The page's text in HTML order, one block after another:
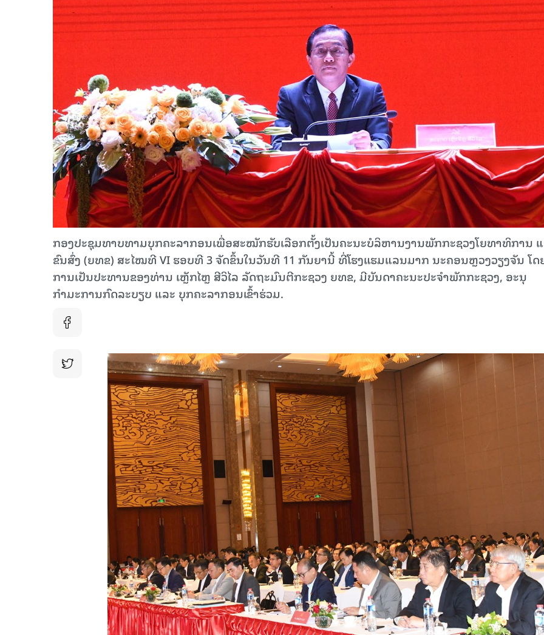
ກອງປະຊຸມທາບທາມບຸກຄະລາກອນເພື່ອສະໝັກຮັບເລືອກຕັ້ງເປັນຄະນະບໍລິຫານງານພັກກະຊວງໂຍທາທິການ
ຂົນສົ່ງ (ຍທຂ) ສະໄໝທີ VI ຮອບທີ 3 ຈັດຂຶ້ນໃນວັນທີ 11 ກັນຍານີ້ ທີ່ໂຮງແຮມແລນມາກ ນະຄອນຫຼວງວຽງຈັນ ໂດ
ການເປັນປະທານຂອງທ່ານ ເຫຼັກໄຫຼ ສີວິໄລ ລັດຖະມົນຕີກະຊວງ ຍທຂ, ມີບັນດາຄະນະປະຈໍາພັກກະຊວງ, ອະນຸ
ກຳມະການກົດລະບຽບ ແລະ ບຸກຄະລາກອນເຂົ້າຮ່ວມ.